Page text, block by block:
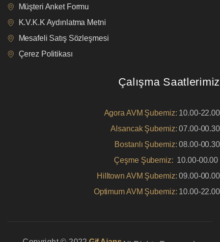
Müşteri Anket Formu
K.V.K.K Aydınlatma Metni
Mesafeli Satış Sözleşmesi
Çerez Politikası
Çalışma Saatlerimiz
Agora AVM Şubemiz: 10.00-22.00
Alsancak Şubemiz: 07.00-00.30
Bostanlı Şubemiz: 08.00-00.30
Çeşme Şubemiz: 10.00-00.00
Hilltown AVM Şubemiz: 09.00-00.00
Optimum AVM Şubemiz: 10.00-22.00